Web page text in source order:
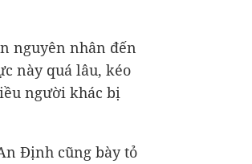
nguyên nhân đến
này quá lâu, kéo
người khác bị
Định cũng bày tỏ